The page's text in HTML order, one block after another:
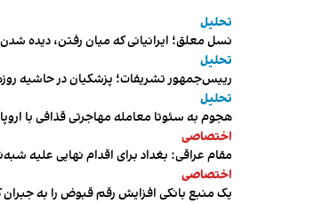
تحلیل
نسل معلق؛ ایرانیانی که میان رفتن، دیده
تحلیل
رییس‌جمهور تشریفات؛ پزشکیان در حاشیه
تحلیل
هجوم به سئوتا معامله مهاجرتی قذافی با اروپا
اختصاصی
مقام عراقی: بغداد برای اقدام نهایی علیه
اختصاصی
یک منبع بانکی افزایش رقم قبوض را به